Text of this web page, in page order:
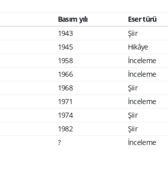
Basım yılı
Eser türü
1943
Şiir
1945
Hikâye
1958
İnceleme
1966
İnceleme
1968
Şiir
1971
İnceleme
1974
Şiir
1982
Şiir
? İnceleme